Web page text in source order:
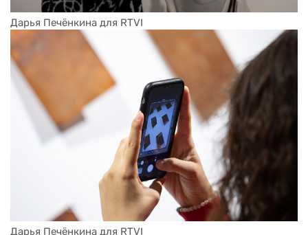
Дарья Печёнкина для RTVI